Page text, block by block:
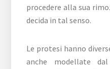
procedere alla sua
decida in tal senso.
Le protesi hanno
anche modellate